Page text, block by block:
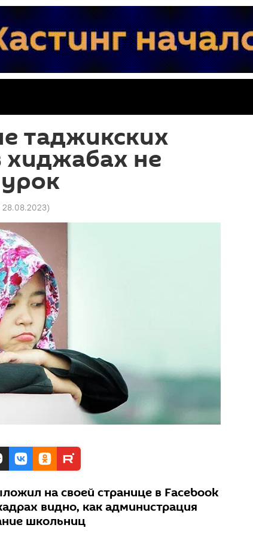
таджикских
не
28.08.2023)
на своей странице в Facebook
видно, как администрация
школьниц